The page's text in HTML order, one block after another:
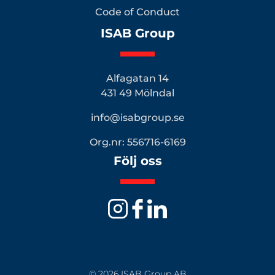
Code of Conduct
ISAB Group
Alfagatan 14
431 49 Mölndal
info@isabgroup.se
Org.nr: 556716-6169
Följ oss